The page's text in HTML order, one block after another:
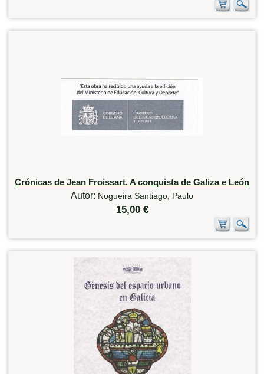
Crónicas de Jean Froissart. A conquista de Galiza e León
Autor: Nogueira Santiago, Paulo
15,00 €